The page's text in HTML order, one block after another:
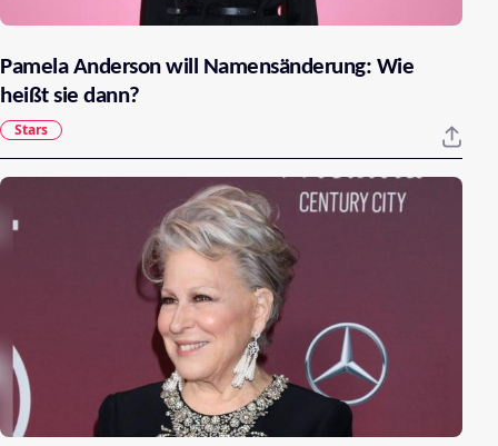
Pamela Anderson will Namensänderung: Wie
heißt sie dann?
Stars